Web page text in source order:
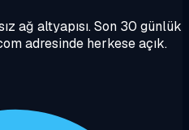
ağ altyapısı. Son 30 günlük
adresinde herkese açık.